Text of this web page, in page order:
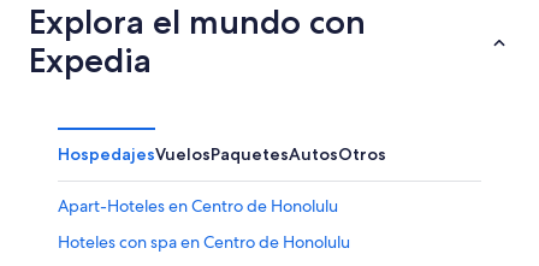
Explora el mundo con
Expedia
HospedajesVuelosPaquetesAutosOtros
Apart-Hoteles en Centro de Honolulu
Hoteles con spa en Centro de Honolulu